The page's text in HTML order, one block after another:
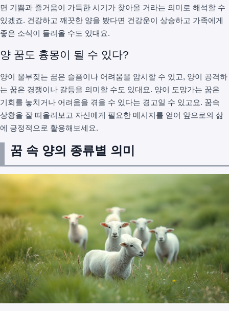
면 기쁨과 즐거움이 가득한 시기가 찾아올 거라는 의미로 해석할 수
있겠죠. 건강하고 깨끗한 양을 봤다면 건강운이 상승하고 가족에게
좋은 소식이 들려올 수도 있대요.
양 꿈도 흉몽이 될 수 있다?
양이 울부짖는 꿈은 슬픔이나 어려움을 암시할 수 있고, 양이 공격하
는 꿈은 경쟁이나 갈등을 의미할 수도 있대요. 양이 도망가는 꿈은
기회를 놓치거나 어려움을 겪을 수 있다는 경고일 수 있고요. 꿈속
상황을 잘 떠올려보고 자신에게 필요한 메시지를 얻어 앞으로의 삶
에 긍정적으로 활용해보세요.
꿈 속 양의 종류별 의미